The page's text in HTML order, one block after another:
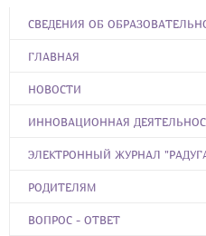
СВЕДЕНИЯ ОБ
ГЛАВНАЯ
НОВОСТИ
ИННОВАЦИОННАЯ
ЭЛЕКТРОННЫЙ ЖУРНАЛ
РОДИТЕЛЯМ
ВОПРОС - ОТВЕТ